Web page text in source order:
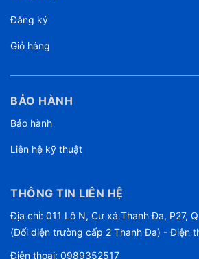
Đăng ký
Giỏ hàng
BẢO HÀNH
Bảo hành
Liên hệ kỹ thuật
THÔNG TIN LIÊN HỆ
Địa chỉ: 011 Lô N, Cư xá Thanh Đa, P27,
(Đối diện trường cấp 2 Thanh Đa) - Điện
Điện thoại: 0989352517